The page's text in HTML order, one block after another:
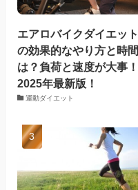
エアロバイクダイエット
の効果的なやり方と時間
は？負荷と速度が大事！
2025年最新版！
運動ダイエット